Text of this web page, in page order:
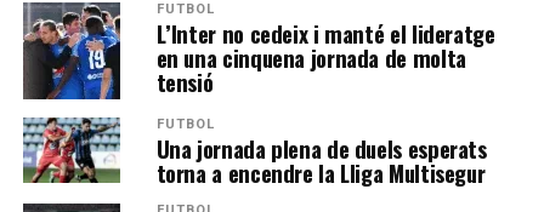
FUTBOL
L’Inter no cedeix i manté el lideratge
en una cinquena jornada de molta
tensió
FUTBOL
Una jornada plena de duels esperats
torna a encendre la Lliga Multisegur